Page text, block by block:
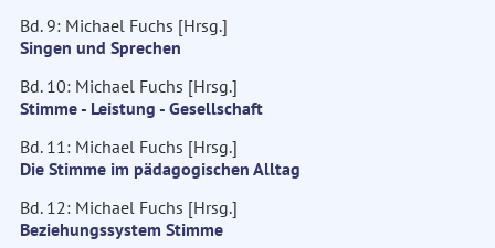
Bd. 9: Michael Fuchs [Hrsg.]
Singen und Sprechen
Bd. 10: Michael Fuchs [Hrsg.]
Stimme - Leistung - Gesellschaft
Bd. 11: Michael Fuchs [Hrsg.]
Die Stimme im pädagogischen Alltag
Bd. 12: Michael Fuchs [Hrsg.]
Beziehungssystem Stimme